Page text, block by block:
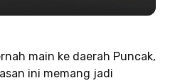
main ke daerah Puncak,
ini memang jadi